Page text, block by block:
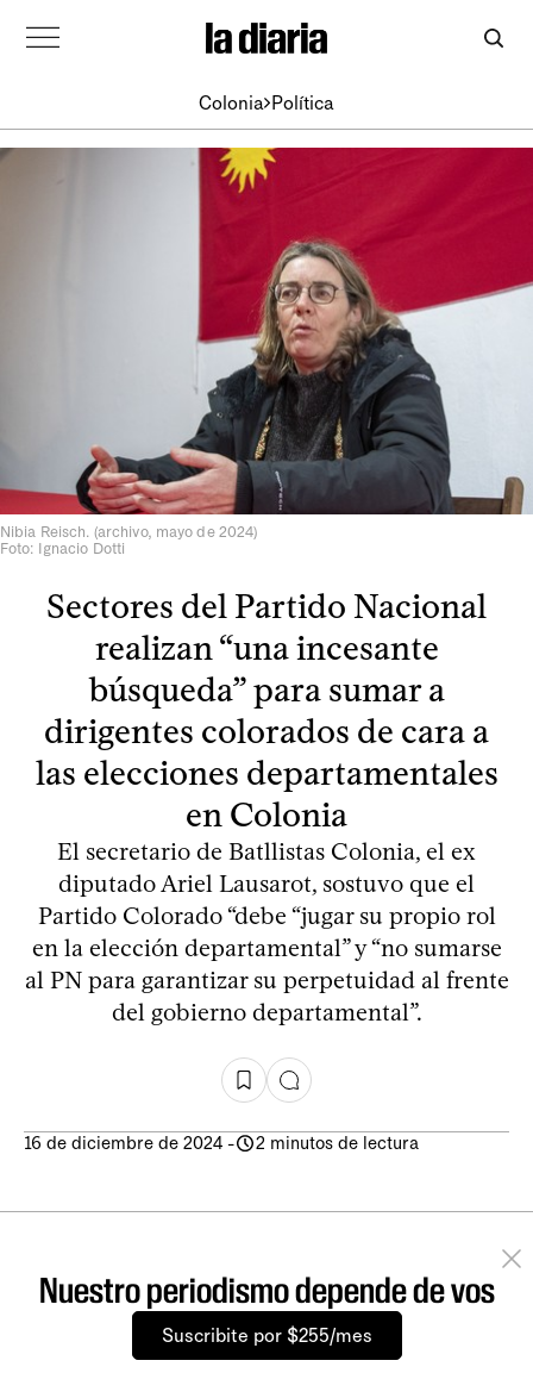
Colonia Política
Nibia Reisch. (archivo, mayo de 2024)
Foto: Ignacio Dotti
Sectores del Partido Nacional
realizan “una incesante
búsqueda” para sumar a
dirigentes colorados de cara a
las elecciones departamentales
en Colonia
El secretario de Batllistas Colonia, el ex
diputado Ariel Lausarot, sostuvo que el
Partido Colorado “debe “jugar su propio rol
en la elección departamental” y “no sumarse
al PN para garantizar su perpetuidad al frente
del gobierno departamental”.
16 de diciembre de 2024 - 2 minutos de lectura
Nuestro periodismo depende de vos
Suscribite por $255/mes